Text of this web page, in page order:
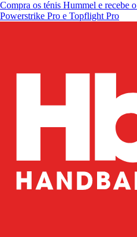
Compra os ténis Hummel e recebe o
Powerstrike Pro e Topflight Pro